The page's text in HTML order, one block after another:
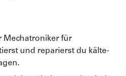
Mechatroniker für
und reparierst du kälte-